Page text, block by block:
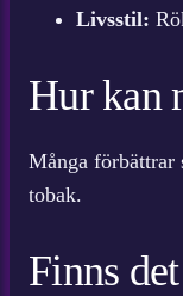
Livsstil:
Hur kan
Många förbättrar
tobak.
Finns